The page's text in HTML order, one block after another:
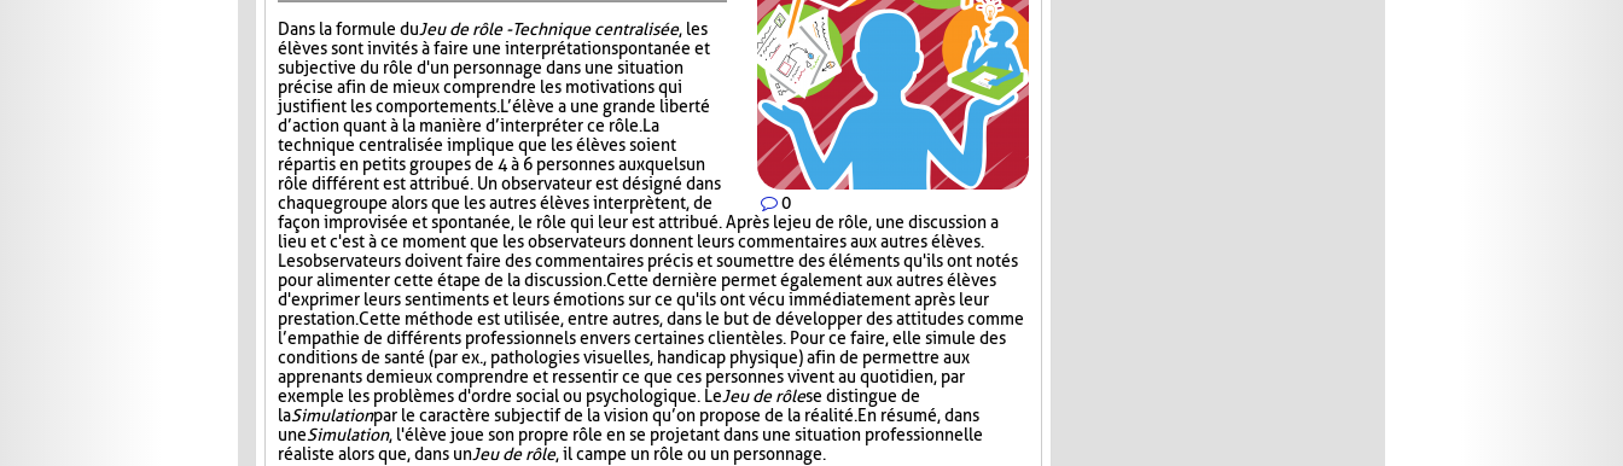
0
Dans la formule duJeu de rôle - Technique centralisée, les
élèves sont invités à faire une interprétation spontanée et
subjective du rôle d'un personnage dans une situation
précise afin de mieux comprendre les motivations qui
justifient les comportements. L’élève a une grande liberté
d’action quant à la manière d’interpréter ce rôle. La
technique centralisée implique que les élèves soient
répartis en petits groupes de 4 à 6 personnes auxquels un
rôle différent est attribué. Un observateur est désigné dans
chaque groupe alors que les autres élèves interprètent, de
façon improvisée et spontanée, le rôle qui leur est attribué. Après le jeu de rôle, une discussion a
lieu et c'est à ce moment que les observateurs donnent leurs commentaires aux autres élèves.
Les observateurs doivent faire des commentaires précis et soumettre des éléments qu'ils ont notés
pour alimenter cette étape de la discussion. Cette dernière permet également aux autres élèves
d'exprimer leurs sentiments et leurs émotions sur ce qu'ils ont vécu immédiatement après leur
prestation. Cette méthode est utilisée, entre autres, dans le but de développer des attitudes comme
l’empathie de différents professionnels envers certaines clientèles. Pour ce faire, elle simule des
conditions de santé (par ex., pathologies visuelles, handicap physique) afin de permettre aux
apprenants de mieux comprendre et ressentir ce que ces personnes vivent au quotidien, par
exemple les problèmes d'ordre social ou psychologique. LeJeu de rôlese distingue de
laSimulationpar le caractère subjectif de la vision qu’on propose de la réalité. En résumé, dans
uneSimulation, l'élève joue son propre rôle en se projetant dans une situation professionnelle
réaliste alors que, dans unJeu de rôle, il campe un rôle ou un personnage.